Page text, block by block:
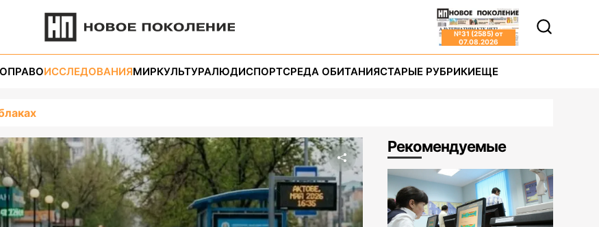
№31 (2585) от
07.08.2026
ПРАВОИССЛЕДОВАНИЯМИРКУЛЬТУРАЛЮДИСПОРТСРЕДА ОБИТАНИЯСТАРЫЕ РУБРИКИЕЩЕ
Рекомендуемые